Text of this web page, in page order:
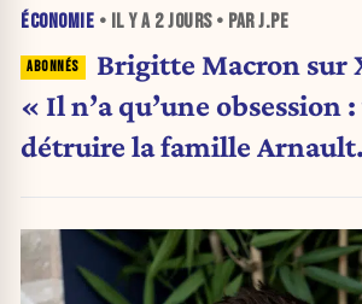
ÉCONOMIE • IL Y A 2 JOURS• PAR J.PE
Brigitte Macron sur
« Il n’a qu’une obsession
détruire la famille